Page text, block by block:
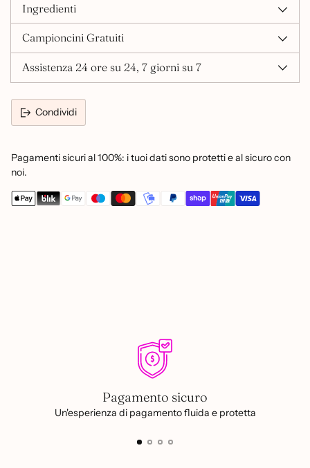
Ingredienti
Campioncini Gratuiti
Assistenza 24 ore su 24, 7 giorni su 7
Condividi
Pagamenti sicuri al 100%: i tuoi dati sono protetti e al sicuro con
noi.
Pagamento sicuro
Un'esperienza di pagamento fluida e protetta